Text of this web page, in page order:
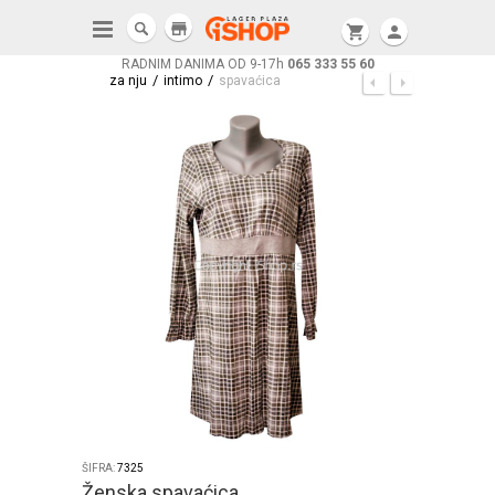
RADNIM DANIMA OD 9-17h 065 333 55 60
shopping_cart person
store
za nju / intimo / spavaćica
ŠIFRA:7325